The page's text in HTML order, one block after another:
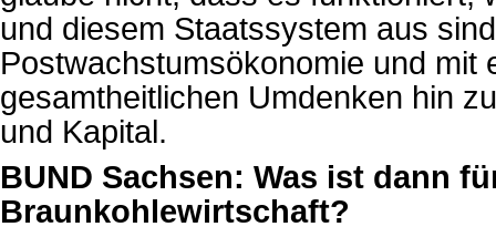
und diesem Staatssystem aus
Postwachstumsökonomie und mit
gesamtheitlichen Umdenken hin
und Kapital.
BUND Sachsen: Was ist dann
Braunkohlewirtschaft?